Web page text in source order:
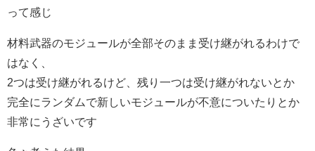
って感じ
材料武器のモジュールが全部そのまま受け継がれるわけで
はなく、
2つは受け継がれるけど、残り一つは受け継がれないとか
完全にランダムで新しいモジュールが不意についたりとか
非常にうざいです